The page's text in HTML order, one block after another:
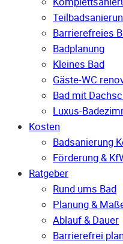
Barrierefreies
Badplanung
Kleines Bad
Gäste-WC
Bad mit
Luxus-
Kosten
Badsanierung
Förderung &
Ratgeber
Rund ums Bad
Planung &
Ablauf & Dauer
Barrierefrei